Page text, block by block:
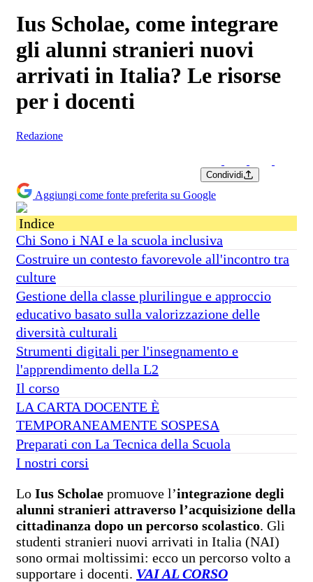
Ius Scholae, come integrare
gli alunni stranieri nuovi
arrivati in Italia? Le risorse
per i docenti
Redazione
Condividi
Aggiungi come fonte preferita su Google
Indice
Chi Sono i NAI e la scuola inclusiva
Costruire un contesto favorevole all'incontro tra
culture
Gestione della classe plurilingue e approccio
educativo basato sulla valorizzazione delle
diversità culturali
Strumenti digitali per l'insegnamento e
l'apprendimento della L2
Il corso
LA CARTA DOCENTE È
TEMPORANEAMENTE SOSPESA
Preparati con La Tecnica della Scuola
I nostri corsi
Lo Ius Scholae promuove l’integrazione degli
alunni stranieri attraverso l’acquisizione della
cittadinanza dopo un percorso scolastico. Gli
studenti stranieri nuovi arrivati in Italia (NAI)
sono ormai moltissimi: ecco un percorso volto a
supportare i docenti. VAI AL CORSO